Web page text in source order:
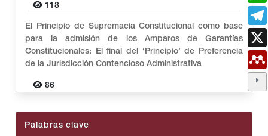
118
El Principio de Supremacía Constitucional como base
para la admisión de los Amparos de Garantías
Constitucionales: El final del ‘Principio’ de Preferencia
de la Jurisdicción Contencioso Administrativa
86
Palabras clave